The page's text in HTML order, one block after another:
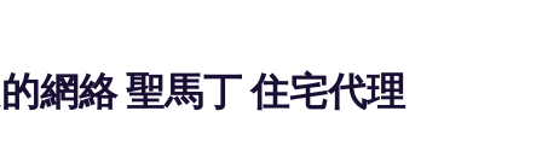
網絡 聖馬丁 住宅代理